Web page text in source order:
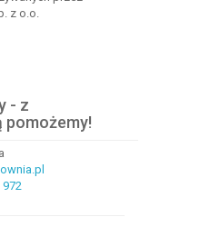
z o.o.
- z
pomożemy!
972